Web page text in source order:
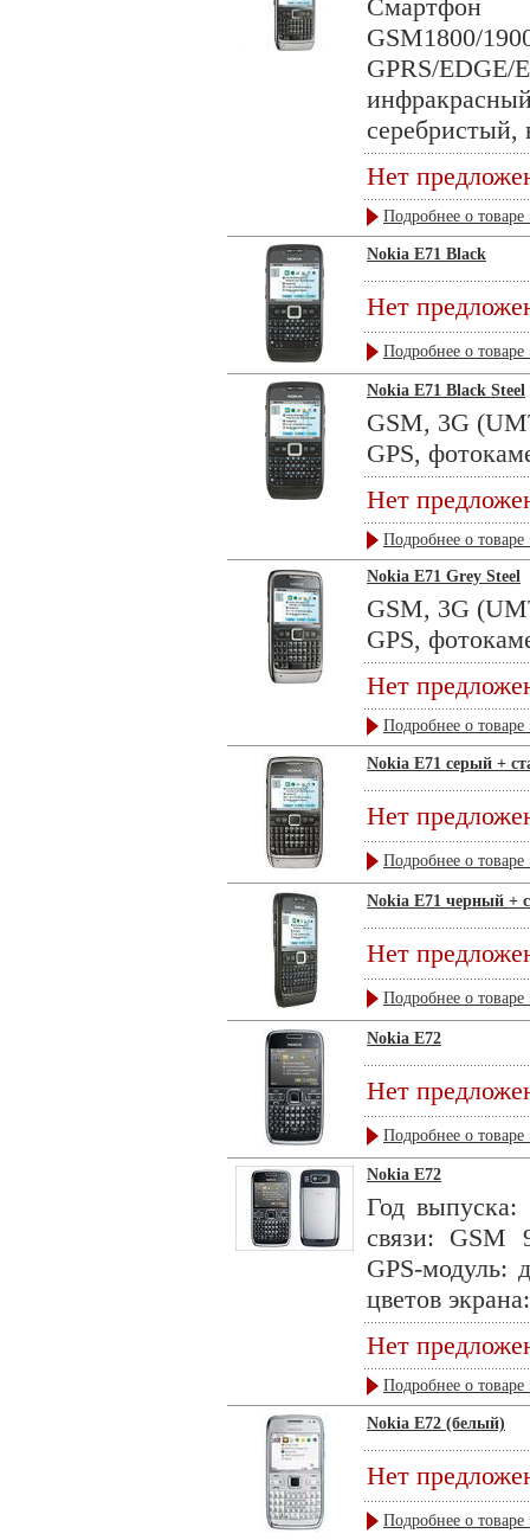
GSM1800/
GPRS/
серебристый,
Нет
Подробнее о товаре
Nokia E71 Black
Нет
Подробнее о товаре
Nokia E71 Black Steel
GSM, 3G
GPS,
Нет
Подробнее о товаре
Nokia E71 Grey Steel
GSM, 3G
GPS,
Нет
Подробнее о товаре
Nokia E71 серый +
Нет
Подробнее о товаре
Nokia E71 черный +
Нет
Подробнее о товаре
Nokia E72
Нет
Подробнее о товаре
Nokia E72
Год выпуска:
связи: GSM
GPS-модуль:
цветов
Нет
Подробнее о товаре
Nokia E72 (белый)
Нет
Подробнее о товаре